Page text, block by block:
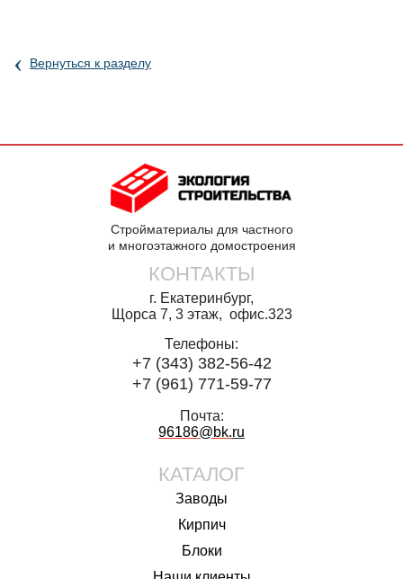
‹ Вернуться к разделу
Стройматериалы для частного
и многоэтажного домостроения
КОНТАКТЫ
г. Екатеринбург,
Щорса 7, 3 этаж, офис.323
Телефоны:
+7 (343) 382-56-42
+7 (961) 771-59-77
Почта:
96186@bk.ru
КАТАЛОГ
Заводы
Кирпич
Блоки